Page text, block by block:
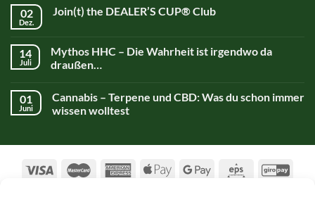
02
Dez.
Join(t) the DEALER’S CUP® Club
14
Juli
Mythos HHC – Die Wahrheit ist irgendwo da
draußen…
01
Juni
Cannabis – Terpene und CBD: Was du schon immer
wissen wolltest